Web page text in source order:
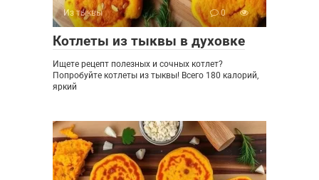
Из тыквы 0
Котлеты из тыквы в духовке
Ищете рецепт полезных и сочных котлет?
Попробуйте котлеты из тыквы! Всего 180 калорий,
яркий